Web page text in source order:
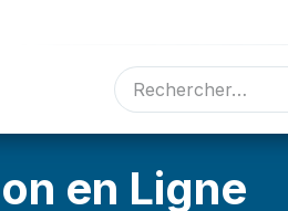
en ligne Contact
en Ligne